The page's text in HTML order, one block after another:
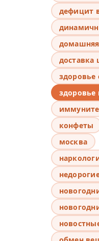
дефицит
доставка
здоровье
конфеты
москва